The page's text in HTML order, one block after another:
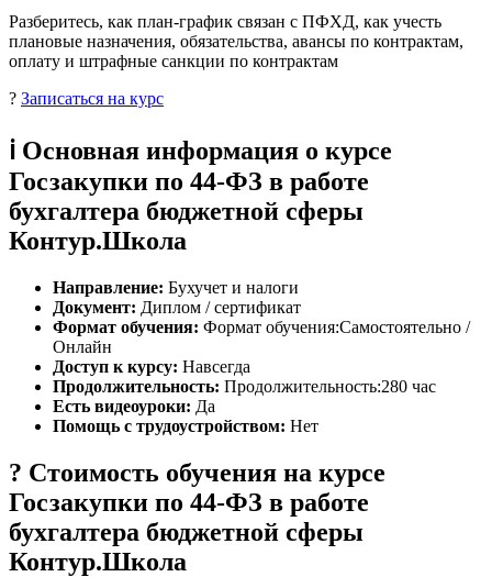
Разберитесь, как план‑график связан с ПФХД, как учесть
плановые назначения, обязательства, авансы по контрактам,
оплату и штрафные санкции по контрактам
? Записаться на курс
ℹ️ Основная информация о курсе
Госзакупки по 44‑ФЗ в работе
бухгалтера бюджетной сферы
Контур.Школа
Направление: Бухучет и налоги
Документ: Диплом / сертификат
Формат обучения: Формат обучения:Самостоятельно /
Онлайн
Доступ к курсу: Навсегда
Продолжительность: Продолжительность:280 час
Есть видеоуроки: Да
Помощь с трудоустройством: Нет
? Стоимость обучения на курсе
Госзакупки по 44‑ФЗ в работе
бухгалтера бюджетной сферы
Контур.Школа